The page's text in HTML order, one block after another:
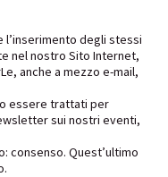
l’inserimento degli stessi
nel nostro Sito Internet,
anche a mezzo e-mail,
essere trattati per
sui nostri eventi,
consenso. Quest’ultimo